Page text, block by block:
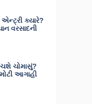
એન્ટ્રી ક્યારે?
વરસાદની
ચોમાસું?
આગાહી